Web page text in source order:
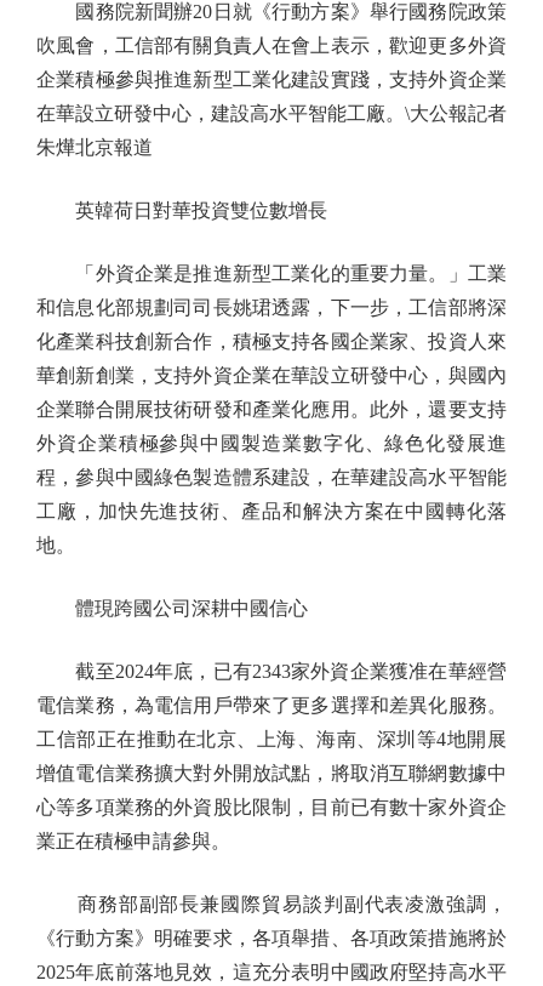
國務院新聞辦20日就《行動方案》舉行國務院政策
吹風會，工信部有關負責人在會上表示，歡迎更多外資
企業積極參與推進新型工業化建設實踐，支持外資企業
在華設立研發中心，建設高水平智能工廠。\大公報記者
朱燁北京報道
英韓荷日對華投資雙位數增長
「外資企業是推進新型工業化的重要力量。」工業
和信息化部規劃司司長姚珺透露，下一步，工信部將深
化產業科技創新合作，積極支持各國企業家、投資人來
華創新創業，支持外資企業在華設立研發中心，與國內
企業聯合開展技術研發和產業化應用。此外，還要支持
外資企業積極參與中國製造業數字化、綠色化發展進
程，參與中國綠色製造體系建設，在華建設高水平智能
工廠，加快先進技術、產品和解決方案在中國轉化落
地。
體現跨國公司深耕中國信心
截至2024年底，已有2343家外資企業獲准在華經營
電信業務，為電信用戶帶來了更多選擇和差異化服務。
工信部正在推動在北京、上海、海南、深圳等4地開展
增值電信業務擴大對外開放試點，將取消互聯網數據中
心等多項業務的外資股比限制，目前已有數十家外資企
業正在積極申請參與。
商務部副部長兼國際貿易談判副代表凌激強調，
《行動方案》明確要求，各項舉措、各項政策措施將於
2025年底前落地見效，這充分表明中國政府堅持高水平